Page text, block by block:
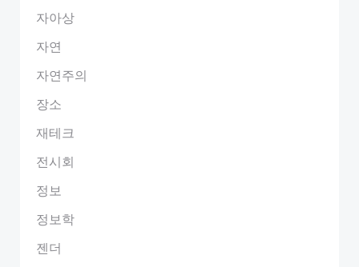
자아상
자연
자연주의
장소
재테크
전시회
정보
정보학
젠더